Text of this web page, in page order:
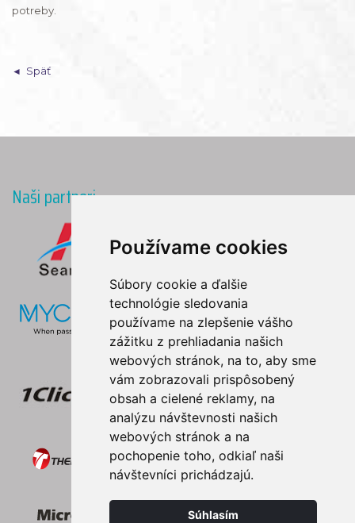
Používame cookies
Súbory cookie a ďalšie
technológie sledovania
používame na zlepšenie vášho
zážitku z prehliadania našich
webových stránok, na to, aby sme
vám zobrazovali prispôsobený
obsah a cielené reklamy, na
analýzu návštevnosti našich
webových stránok a na
pochopenie toho, odkiaľ naši
návštevníci prichádzajú.
Súhlasím
potreby.
Späť
Naši partneri